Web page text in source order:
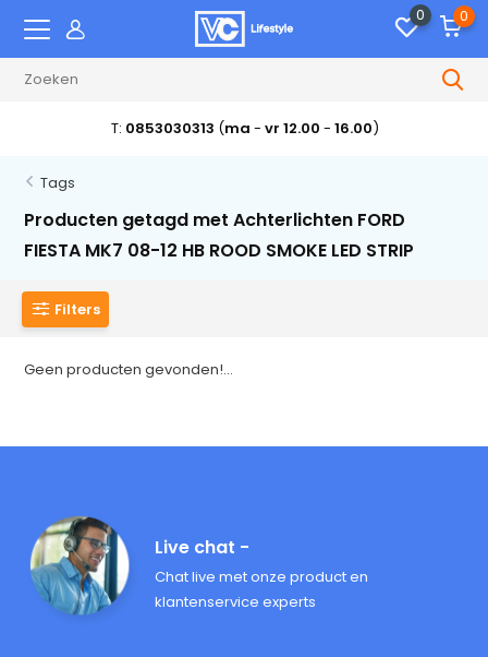
0 0
T: 0853030313 (ma - vr 12.00 - 16.00)
Tags
Producten getagd met Achterlichten FORD
FIESTA MK7 08-12 HB ROOD SMOKE LED STRIP
Filters
Geen producten gevonden!...
Live chat -
Chat live met onze product en
klantenservice experts